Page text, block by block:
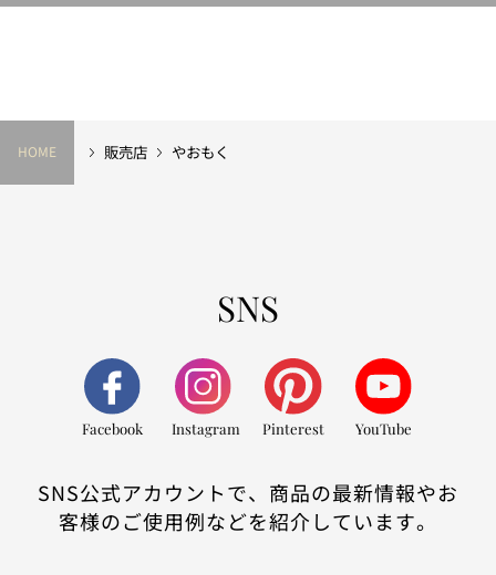
HOME 販売店 やおもく
SNS
Facebook Instagram Pinterest YouTube
SNS公式アカウントで、商品の最新情報やお
客様のご使用例などを紹介しています。